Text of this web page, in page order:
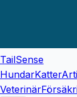
TailSense
HundarKatter
Veterinär